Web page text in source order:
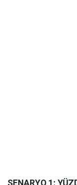
SENARYO 1: